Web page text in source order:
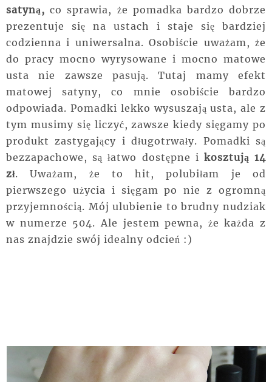
satyną,co sprawia, że pomadka bardzo dobrze
prezentuje się na ustach i staje się bardziej
codzienna i uniwersalna. Osobiście uważam, że
do pracy mocno wyrysowane i mocno matowe
usta nie zawsze pasują. Tutaj mamy efekt
matowej satyny, co mnie osobiście bardzo
odpowiada. Pomadki lekko wysuszają usta, ale z
tym musimy się liczyć, zawsze kiedy sięgamy po
produkt zastygający i długotrwały. Pomadki są
bezzapachowe, są łatwo dostępne i kosztują 14
zł. Uważam, że to hit, polubiłam je od
pierwszego użycia i sięgam po nie z ogromną
przyjemnością. Mój ulubienie to brudny nudziak
w numerze 504. Ale jestem pewna, że każda z
nas znajdzie swój idealny odcień :)